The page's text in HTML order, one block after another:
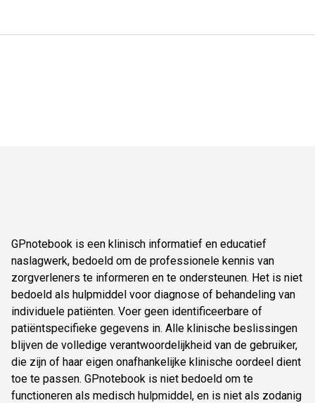
GPnotebook is een klinisch informatief en educatief
naslagwerk, bedoeld om de professionele kennis van
zorgverleners te informeren en te ondersteunen. Het is niet
bedoeld als hulpmiddel voor diagnose of behandeling van
individuele patiënten. Voer geen identificeerbare of
patiëntspecifieke gegevens in. Alle klinische beslissingen
blijven de volledige verantwoordelijkheid van de gebruiker,
die zijn of haar eigen onafhankelijke klinische oordeel dient
toe te passen. GPnotebook is niet bedoeld om te
functioneren als medisch hulpmiddel, en is niet als zodanig